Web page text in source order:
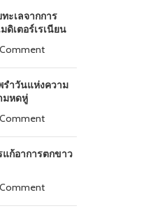
ะเลจากการ
ดิเตอร์เรเนียน
Comment
ำวันแห่งความ
มหดหู่
Comment
ก้อาการตกขาว
Comment